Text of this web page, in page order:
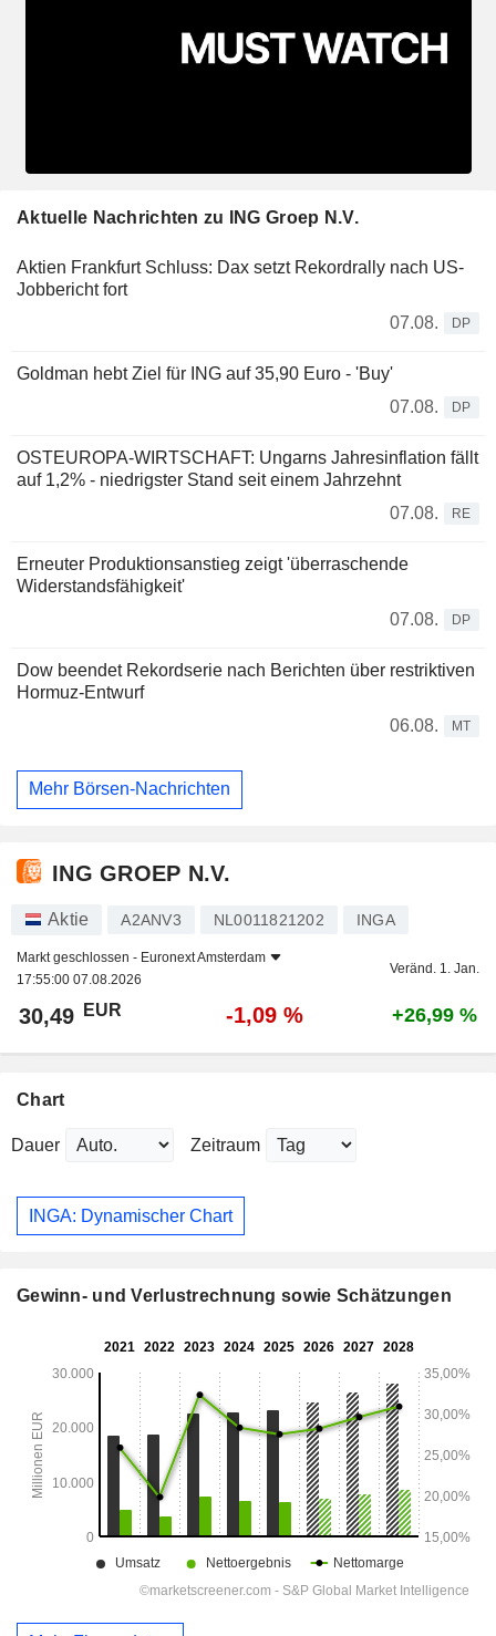
Aktuelle Nachrichten zu ING Groep N.V.
Aktien Frankfurt Schluss: Dax setzt Rekordrally nach US-
Jobbericht fort
07.08.
DP
Goldman hebt Ziel für ING auf 35,90 Euro - 'Buy'
07.08.
DP
OSTEUROPA-WIRTSCHAFT: Ungarns Jahresinflation fällt
auf 1,2% - niedrigster Stand seit einem Jahrzehnt
07.08.
RE
Erneuter Produktionsanstieg zeigt 'überraschende
Widerstandsfähigkeit'
07.08.
DP
Dow beendet Rekordserie nach Berichten über restriktiven
Hormuz-Entwurf
06.08.
MT
Mehr Börsen-Nachrichten
ING GROEP N.V.
Aktie A2ANV3 NL0011821202 INGA
Markt geschlossen - Euronext Amsterdam
17:55:00 07.08.2026
Veränd. 1. Jan.
30,49 EUR -1,09 % +26,99 %
Chart
Dauer Zeitraum
INGA: Dynamischer Chart
Gewinn- und Verlustrechnung sowie Schätzungen